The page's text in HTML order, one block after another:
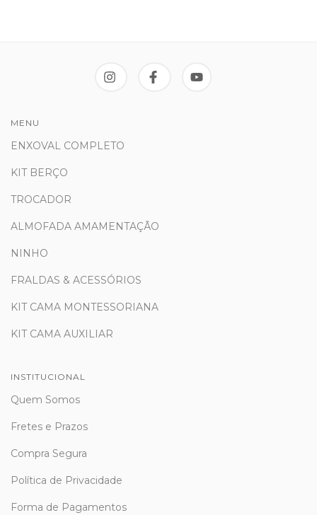
MENU
ENXOVAL COMPLETO
KIT BERÇO
TROCADOR
ALMOFADA AMAMENTAÇÃO
NINHO
FRALDAS & ACESSÓRIOS
KIT CAMA MONTESSORIANA
KIT CAMA AUXILIAR
INSTITUCIONAL
Quem Somos
Fretes e Prazos
Compra Segura
Política de Privacidade
Forma de Pagamentos